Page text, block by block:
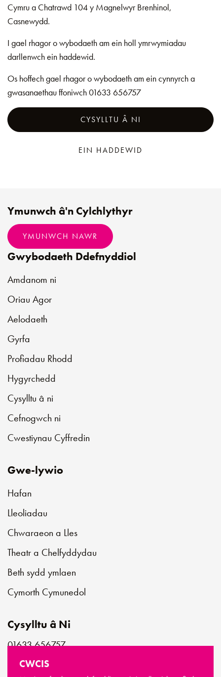
Cymru a Chatrawd 104 y Magnelwyr Brenhinol,
Casnewydd.
I gael rhagor o wybodaeth am ein holl ymrwymiadau
darllenwch ein haddewid.
Os hoffech gael rhagor o wybodaeth am ein cynnyrch a
gwasanaethau ffoniwch 01633 656757
CYSYLLTU Â NI
EIN HADDEWID
Gwybodaeth Ddefnyddiol
Amdanom ni
Oriau Agor
Aelodaeth
Gyrfa
Profiadau Rhodd
Hygyrchedd
Cysylltu â ni
Cefnogwch ni
Cwestiynau Cyffredin
Gwe-lywio
Hafan
Lleoliadau
Chwaraeon a Lles
Theatr a Chelfyddydau
Beth sydd ymlaen
Cymorth Cymunedol
Cysylltu â Ni
01633 656757
customerservice@newportlive.co.uk
Ymunwch â'n Cylchlythyr
YMUNWCH NAWR
CWCIS